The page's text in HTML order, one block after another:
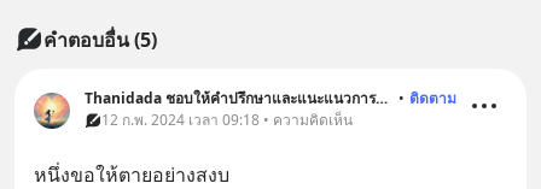
คำตอบอื่น(5)
Thanidada ชอบให้คำปรึกษาและแนะแนวการใช้ชีวืต • ติดตาม
12 ก.พ. 2024 เวลา 09:18 • ความคิดเห็น
หนึ่งขอให้ตายอย่างสงบ